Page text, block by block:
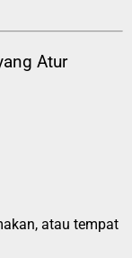
Atur
atau tempat